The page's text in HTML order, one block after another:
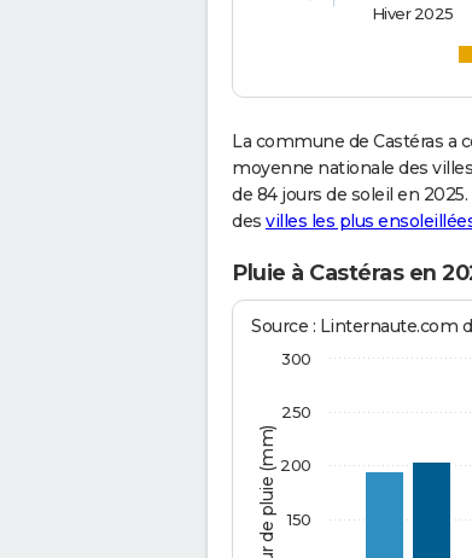
Hiver 2025
La commune de Castéras a
moyenne nationale des
de 84 jours de soleil en
des villes les plus
Pluie à Castéras en
Hauteur de pluie (mm)
Source : Linternaute.com
150
200
250
300